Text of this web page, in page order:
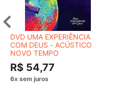
DVD UMA EXPERIÊNCIA
COM DEUS - ACÚSTICO
NOVO TEMPO
R$ 54,77